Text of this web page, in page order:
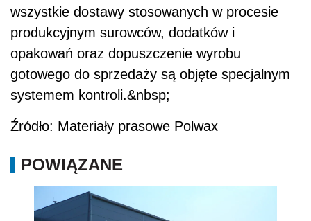
wszystkie dostawy stosowanych w procesie
produkcyjnym surowców, dodatków i
opakowań oraz dopuszczenie wyrobu
gotowego do sprzedaży są objęte specjalnym
systemem kontroli.&nbsp;
Źródło: Materiały prasowe Polwax
POWIĄZANE